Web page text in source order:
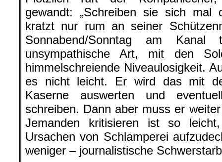
gewandt: „Schreiben sie sich
kratzt nur rum an seiner
Sonnabend/Sonntag am Kanal
unsympathische Art, mit den
himmelschreiende Niveaulosigkeit.
es nicht leicht. Er wird das mit
Kaserne auswerten und
schreiben. Dann aber muss er
Jemanden kritisieren ist so
Ursachen von Schlamperei
weniger – journalistische